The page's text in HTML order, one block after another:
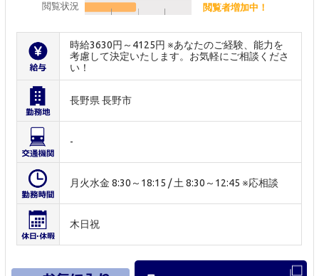
閲覧状況 閲覧者増加中！
時給3630円～4125円 ※あなたのご経験、能力を
考慮して決定いたします。お気軽にご相談くださ
い！
長野県 長野市
-
月火水金 8:30～18:15 / 土 8:30～12:45 ※応相談
木日祝